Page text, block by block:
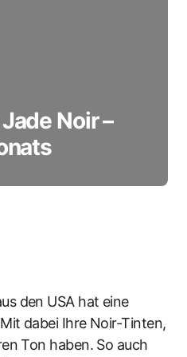
Noir –
den USA hat eine
dabei Ihre Noir-Tinten,
Ton haben. So auch